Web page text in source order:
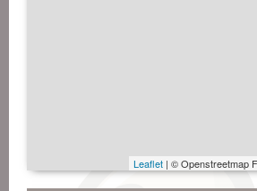
Leaflet | © Openstreetmap